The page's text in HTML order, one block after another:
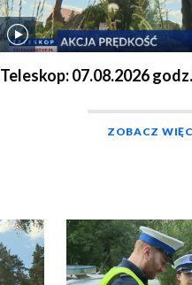
Teleskop: 07.08.2026
ZOBACZ